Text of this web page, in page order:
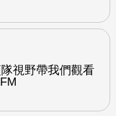
視野帶我們觀看